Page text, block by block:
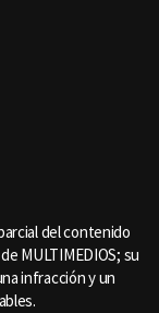
del contenido
MULTIMEDIOS; su
infracción y un